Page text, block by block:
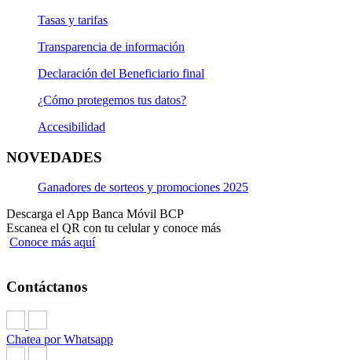
Tasas y tarifas
Transparencia de información
Declaración del Beneficiario final
¿Cómo protegemos tus datos?
Accesibilidad
NOVEDADES
Ganadores de sorteos y promociones 2025
Descarga el App Banca Móvil BCP
Escanea el QR con tu celular y conoce más
Conoce más aquí
Contáctanos
Chatea por Whatsapp